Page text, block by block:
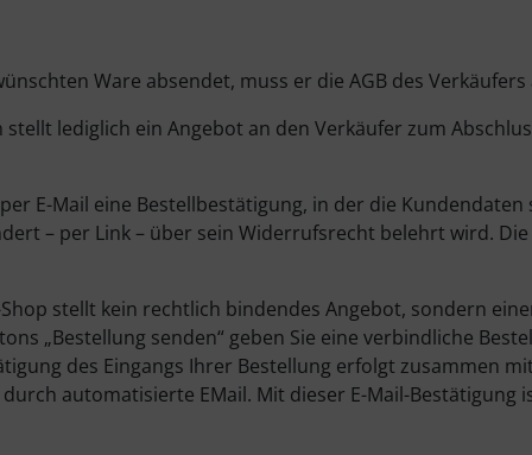
Ware absendet, muss er die AGB des
lediglich ein Angebot an den Verkäufer zum
E-Mail eine Bestellbestätigung, in der die Kundendaten
– per Link – über sein Widerrufsrecht belehrt wird.
stellt kein rechtlich bindendes Angebot, sondern
„Bestellung senden“ geben Sie eine verbindliche
des Eingangs Ihrer Bestellung erfolgt zusammen
automatisierte EMail. Mit dieser E-Mail-Bestätigung